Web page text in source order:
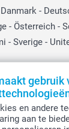
gebruik
en andere
aan te
Danmark -
- Österreich -
- Sverige -
(€) inclusief BTW